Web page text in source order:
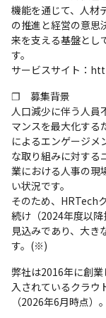
機能を通じて、人材
の推進と経営の意思
来を支える基盤とし
す。
サービスサイト：
❐　募集背景
人口減少に伴う人員
マンスを最大化する
によるエンゲージメ
な取り組みに対する
業における人事の現
い状況です。
そのため、HRTech
続け（2024年度以
見込みであり、大き
す。(※)
弊社は2016年に創
入されているクラウ
（2026年6月時点）。